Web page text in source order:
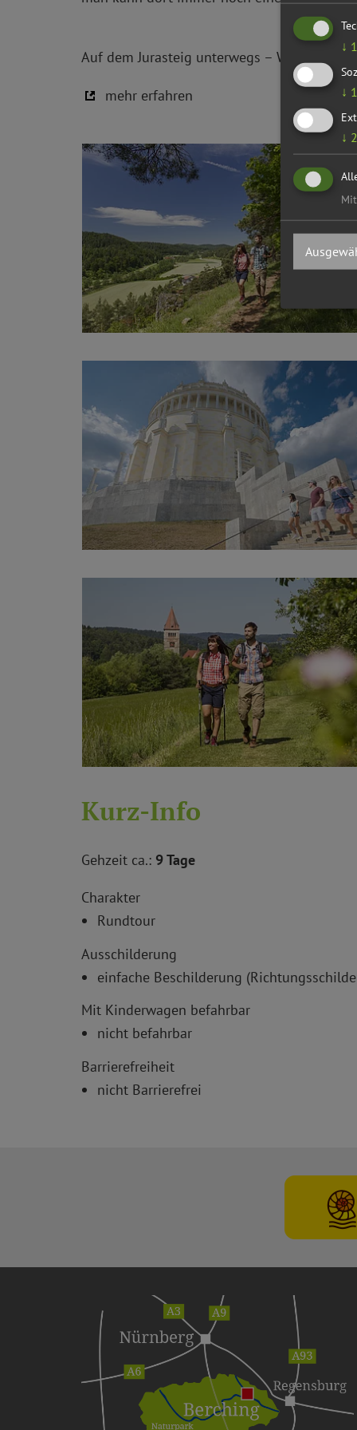
Auf dem Jurasteig unterwegs –
mehr erfahren
Kurz-Info
Gehzeit ca.: 9 Tage
Charakter
Rundtour
Ausschilderung
einfache Beschilderung
Mit Kinderwagen befahrbar
nicht befahrbar
Barrierefreiheit
nicht Barrierefrei
↓ 1
↓ 1
↓ 2